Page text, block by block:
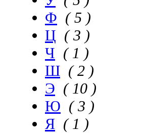
Ф ( 5 )
Ц ( 3 )
Ч ( 1 )
Ш ( 2 )
Э ( 10 )
Ю ( 3 )
Я ( 1 )